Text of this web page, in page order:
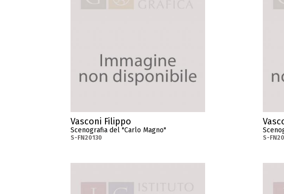
Vasconi Filippo
Scenografia del "Carlo Magno"
S-FN20130 S-